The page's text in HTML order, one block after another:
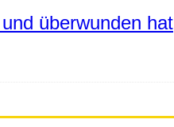
überwunden hat